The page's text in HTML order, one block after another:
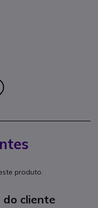
produto.
do cliente